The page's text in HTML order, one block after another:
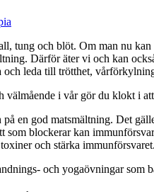
tung och blöt. Om man nu
Därför äter vi och kan
leda till trötthet,
i vår gör du klokt i
en god matsmältning. Det
som blockerar kan
och stärka immunförsvaret.
och yogaövningar som